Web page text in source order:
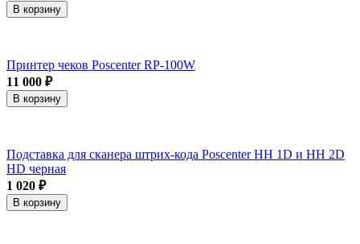
В корзину
Принтер чеков Poscenter RP-100W
11 000 ₽
В корзину
Подставка для сканера штрих-кода Poscenter HH 1D и НН 2D
HD черная
1 020 ₽
В корзину